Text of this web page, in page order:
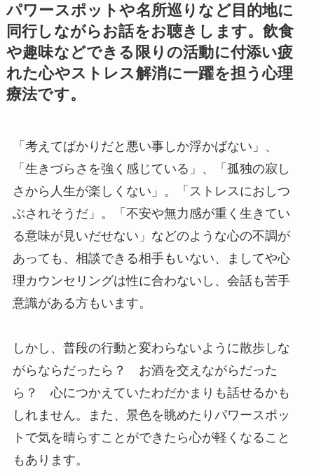
パワースポットや名所巡りなど目的地に
同行しながらお話をお聴きします。飲食
や趣味などできる限りの活動に付添い疲
れた心やストレス解消に一躍を担う心理
療法です。
「考えてばかりだと悪い事しか浮かばない」、
「生きづらさを強く感じている」、「孤独の寂し
さから人生が楽しくない」。「ストレスにおしつ
ぶされそうだ」。「不安や無力感が重く生きてい
る意味が見いだせない」などのような心の不調が
あっても、相談できる相手もいない、ましてや心
理カウンセリングは性に合わないし、会話も苦手
意識がある方もいます。
しかし、普段の行動と変わらないように散歩しな
がらならだったら？ お酒を交えながらだった
ら？ 心につかえていたわだかまりも話せるかも
しれません。また、景色を眺めたりパワースポッ
トで気を晴らすことができたら心が軽くなること
もあります。